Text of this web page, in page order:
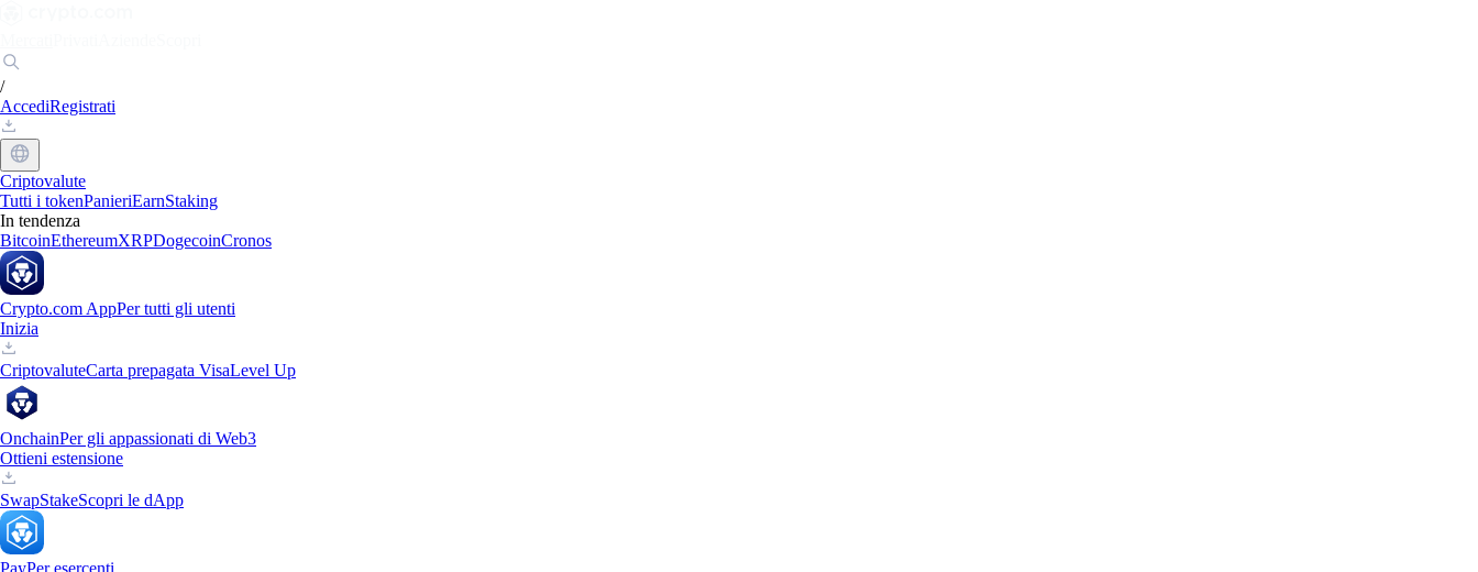
/
AccediRegistrati
Criptovalute
Tutti i tokenPanieriEarnStaking
In tendenza
BitcoinEthereumXRPDogecoinCronos
Crypto.com AppPer tutti gli utenti
Inizia
CriptovaluteCarta prepagata VisaLevel Up
OnchainPer gli appassionati di Web3
Ottieni estensione
SwapStakeScopri le dApp
PayPer esercenti